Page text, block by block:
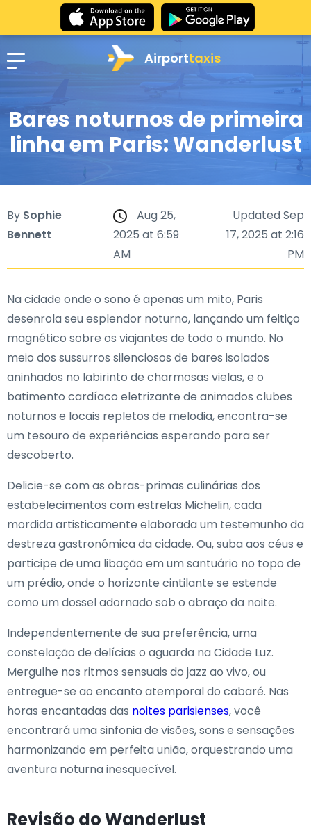
Airporttaxis
Bares noturnos de primeira
linha em Paris: Wanderlust
By Sophie
Bennett
Aug 25,
2025 at 6:59
AM
Updated Sep
17, 2025 at 2:16
PM
Na cidade onde o sono é apenas um mito, Paris
desenrola seu esplendor noturno, lançando um feitiço
magnético sobre os viajantes de todo o mundo. No
meio dos sussurros silenciosos de bares isolados
aninhados no labirinto de charmosas vielas, e o
batimento cardíaco eletrizante de animados clubes
noturnos e locais repletos de melodia, encontra-se
um tesouro de experiências esperando para ser
descoberto.
Delicie-se com as obras-primas culinárias dos
estabelecimentos com estrelas Michelin, cada
mordida artisticamente elaborada um testemunho da
destreza gastronômica da cidade. Ou, suba aos céus e
participe de uma libação em um santuário no topo de
um prédio, onde o horizonte cintilante se estende
como um dossel adornado sob o abraço da noite.
Independentemente de sua preferência, uma
constelação de delícias o aguarda na Cidade Luz.
Mergulhe nos ritmos sensuais do jazz ao vivo, ou
entregue-se ao encanto atemporal do cabaré. Nas
horas encantadas das noites parisienses, você
encontrará uma sinfonia de visões, sons e sensações
harmonizando em perfeita união, orquestrando uma
aventura noturna inesquecível.
Revisão do Wanderlust